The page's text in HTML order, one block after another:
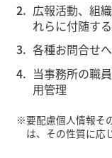
広報活動、組
れらに付随す
各種お問合せ
当事務所の職
用管理
※要配慮個人情報そ
は、その性質に応